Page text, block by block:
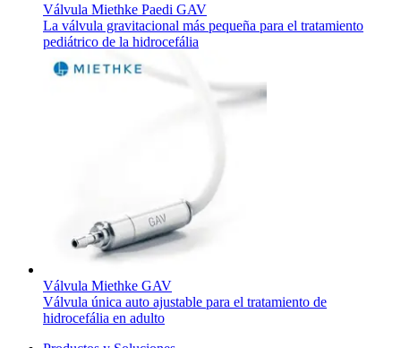
Válvula Miethke Paedi GAV
La válvula gravitacional más pequeña para el tratamiento
pediátrico de la hidrocefália
Válvula Miethke GAV
Válvula única auto ajustable para el tratamiento de
hidrocefália en adulto